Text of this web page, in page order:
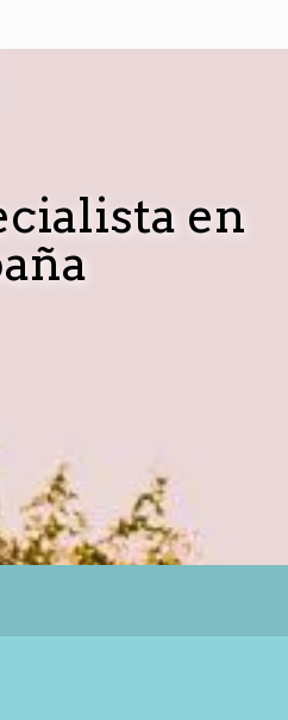
en